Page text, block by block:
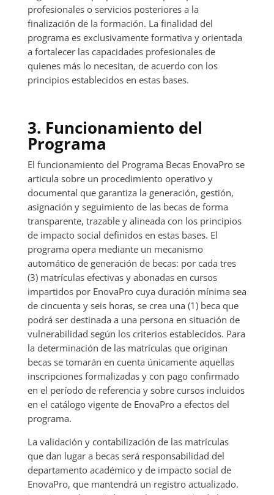
profesionales o servicios posteriores a la
finalización de la formación. La finalidad del
programa es exclusivamente formativa y orientada
a fortalecer las capacidades profesionales de
quienes más lo necesitan, de acuerdo con los
principios establecidos en estas bases.
3. Funcionamiento del
Programa
El funcionamiento del Programa Becas EnovaPro se
articula sobre un procedimiento operativo y
documental que garantiza la generación, gestión,
asignación y seguimiento de las becas de forma
transparente, trazable y alineada con los principios
de impacto social definidos en estas bases. El
programa opera mediante un mecanismo
automático de generación de becas: por cada tres
(3) matrículas efectivas y abonadas en cursos
impartidos por EnovaPro cuya duración mínima sea
de cincuenta y seis horas, se crea una (1) beca que
podrá ser destinada a una persona en situación de
vulnerabilidad según los criterios establecidos. Para
la determinación de las matrículas que originan
becas se tomarán en cuenta únicamente aquellas
inscripciones formalizadas y con pago confirmado
en el período de referencia y sobre cursos incluidos
en el catálogo vigente de EnovaPro a efectos del
programa.
La validación y contabilización de las matrículas
que dan lugar a becas será responsabilidad del
departamento académico y de impacto social de
EnovaPro, que mantendrá un registro actualizado.